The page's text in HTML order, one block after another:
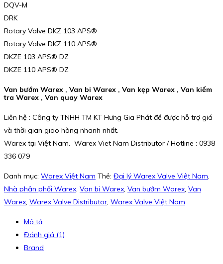
DQV-M
DRK
Rotary Valve DKZ 103 APS®
Rotary Valve DKZ 110 APS®
DKZE 103 APS® DZ
DKZE 110 APS® DZ
Van bướm Warex , Van bi Warex , Van kẹp Warex , Van kiểm
tra Warex , Van quay Warex
Liên hệ : Công ty TNHH TM KT Hưng Gia Phát để được hỗ trợ giá
và thời gian giao hàng nhanh nhất.
Warex tại Việt Nam. Warex Viet Nam Distributor / Hotline : 0938
336 079
Danh mục: Warex Việt Nam Thẻ: Đại lý Warex Valve Việt Nam
Nhà phân phối Warex Van bi Warex Van bướm Warex Van
Warex Warex Valve Distributor Warex Valve Việt Nam
Mô tả
Đánh giá (1)
Brand